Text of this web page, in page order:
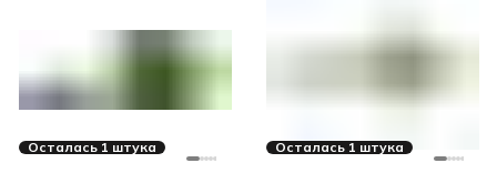
Осталась 1 штука Осталась 1 штука